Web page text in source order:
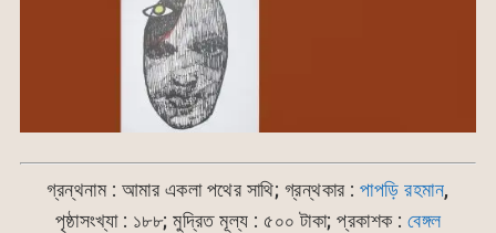
গ্রন্থনাম : আমার একলা পথের সাথি; গ্রন্থকার :পাপড়ি রহমান,
পৃষ্ঠাসংখ্যা : ১৮৮; মুদ্রিত মূল্য : ৫০০ টাকা; প্রকাশক : বেঙ্গল